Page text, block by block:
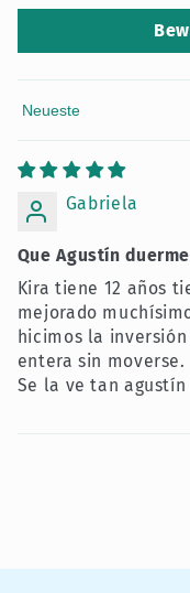
Sort by
Gabriela
Que Agustín
Kira tiene 12 años
mejorado
hicimos la
entera sin moverse.
Se la ve tan agustín